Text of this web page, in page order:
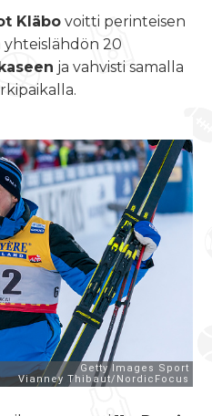
Kläbo voitti perinteisen
yhteislähdön 20
ja vahvisti samalla